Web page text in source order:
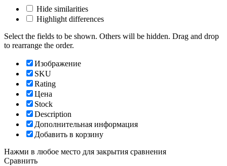
Hide similarities
Highlight differences
Select the fields to be shown. Others will be hidden. Drag and drop
to rearrange the order.
Изображение
SKU
Rating
Цена
Stock
Description
Дополнительная информация
Добавить в корзину
Нажми в любое место для закрытия сравнения
Сравнить